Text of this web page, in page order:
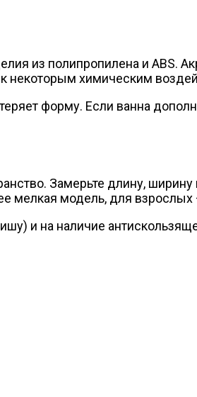
из полипропилена и ABS.
химическим
форму. Если ванна
Замерьте длину,
мелкая модель, для взрослых
и на наличие